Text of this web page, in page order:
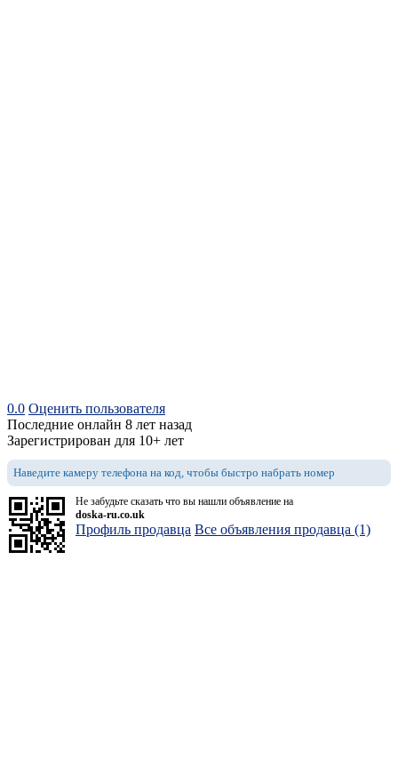
0.0 Оценить пользователя
Последние онлайн 8 лет назад
Зарегистрирован для 10+ лет
Наведите камеру телефона на код, чтобы быстро набрать номер
Не забудьте сказать что вы нашли объявление на
doska-ru.co.uk
Профиль продавца Все объявления продавца (1)